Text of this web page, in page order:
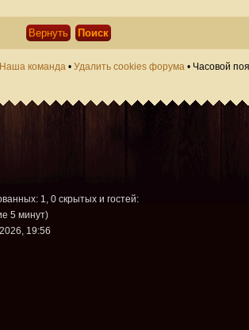
Наша команда • Удалить cookies форума • Часовой
1, 0 скрытых и гостей:
5 минут)
19:56